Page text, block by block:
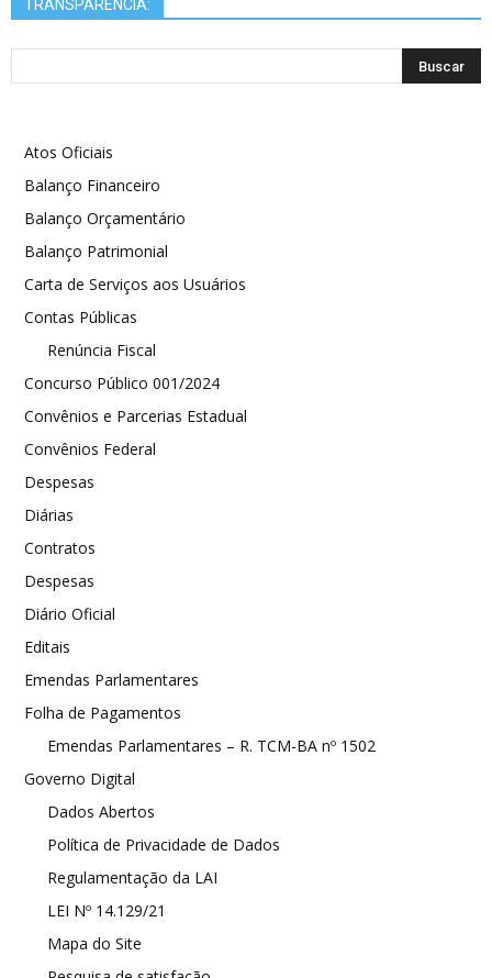
TRANSPARÊNCIA:
Atos Oficiais
Balanço Financeiro
Balanço Orçamentário
Balanço Patrimonial
Carta de Serviços aos Usuários
Contas Públicas
Renúncia Fiscal
Concurso Público 001/2024
Convênios e Parcerias Estadual
Convênios Federal
Despesas
Diárias
Contratos
Despesas
Diário Oficial
Editais
Emendas Parlamentares
Folha de Pagamentos
Emendas Parlamentares – R. TCM-BA nº 1502
Governo Digital
Dados Abertos
Política de Privacidade de Dados
Regulamentação da LAI
LEI Nº 14.129/21
Mapa do Site